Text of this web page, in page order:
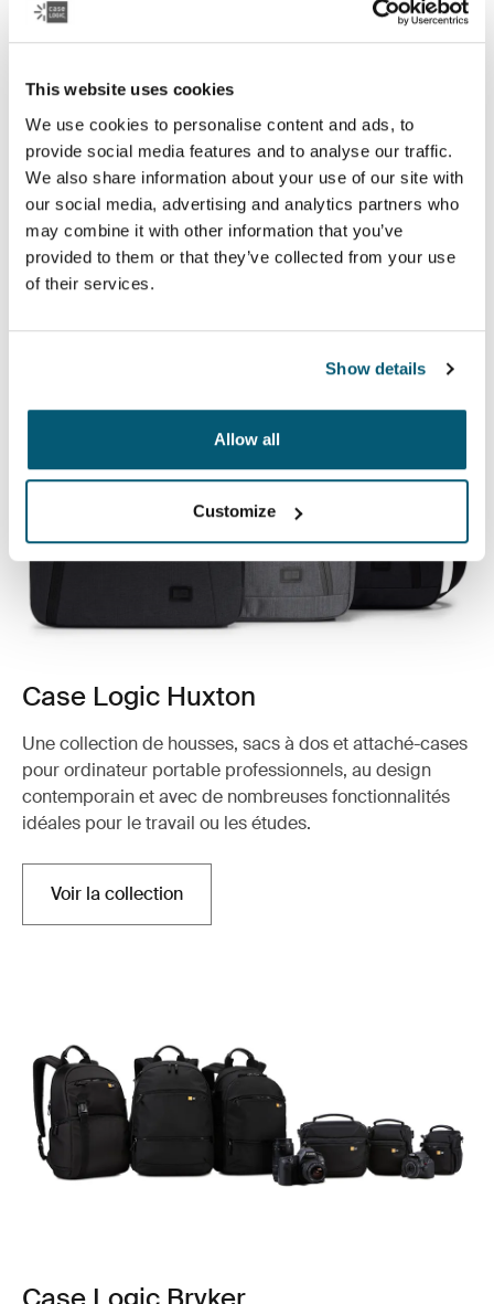
This website uses cookies
We use cookies to personalise content and ads, to
provide social media features and to analyse our traffic.
We also share information about your use of our site with
our social media, advertising and analytics partners who
may combine it with other information that you’ve
provided to them or that they’ve collected from your use
of their services.
Show details
Allow all
Customize
Case Logic LAPS
Une collection de housses classiques, avec un
rembourrage en mousse de protection, des détails à la
fois sophistiqués et élégants.
Case Logic Huxton
Une collection de housses, sacs à dos et attaché-cases
pour ordinateur portable professionnels, au design
contemporain et avec de nombreuses fonctionnalités
idéales pour le travail ou les études.
Voir la collection